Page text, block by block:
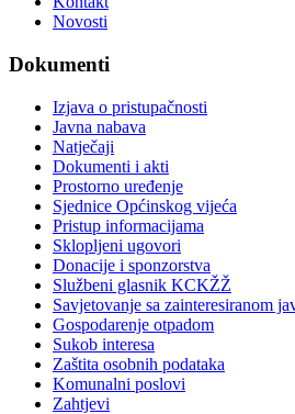
Novosti
Dokumenti
Izjava o pristupačnosti
Javna nabava
Natječaji
Dokumenti i akti
Prostorno uređenje
Sjednice Općinskog vijeća
Pristup informacijama
Sklopljeni ugovori
Donacije i sponzorstva
Službeni glasnik KCKŽŽ
Savjetovanje sa zainteresiranom
Gospodarenje otpadom
Sukob interesa
Zaštita osobnih podataka
Komunalni poslovi
Zahtjevi